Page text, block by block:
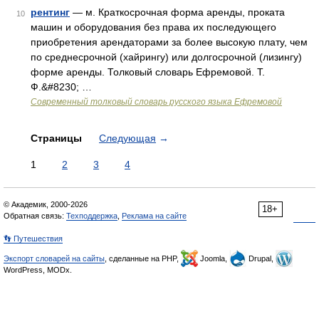
10 рентинг — м. Краткосрочная форма аренды, проката
машин и оборудования без права их последующего
приобретения арендаторами за более высокую плату, чем
по среднесрочной (хайрингу) или долгосрочной (лизингу)
форме аренды. Толковый словарь Ефремовой. Т.
Ф.&#8230; …
Современный толковый словарь русского языка Ефремовой
Страницы Следующая →
1 2 3 4
18+
© Академик, 2000-2026
Обратная связь: Техподдержка Реклама на сайте
👣 Путешествия
Экспорт словарей на сайты , сделанные на PHP, Joomla,
Drupal,
WordPress, MODx.